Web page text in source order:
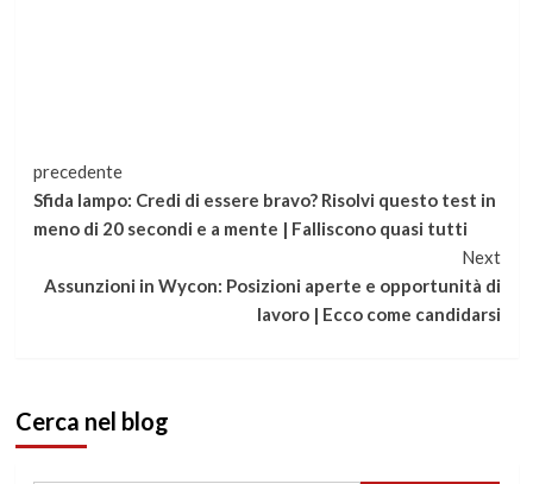
Continua
a
leggere
precedente
Sfida lampo: Credi di essere bravo? Risolvi questo test in
meno di 20 secondi e a mente | Falliscono quasi tutti
Next
Assunzioni in Wycon: Posizioni aperte e opportunità di
lavoro | Ecco come candidarsi
Cerca nel blog